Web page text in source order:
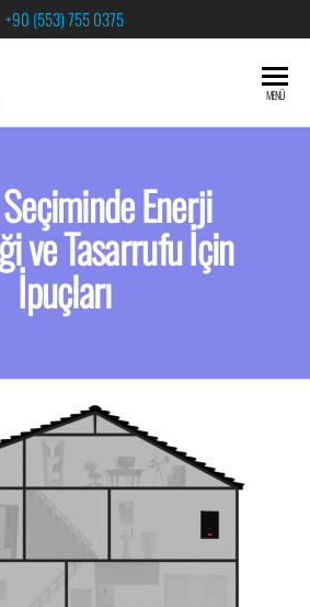
+90 (553) 755 0375
MENÜ
Enerji
ve Tasarrufu İçin
İpuçları